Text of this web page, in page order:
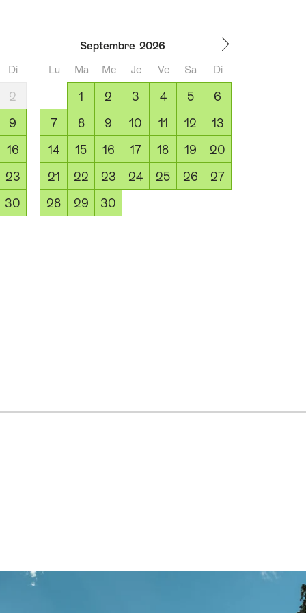
Di
2
9
16
23
30
Septembre 2026
Lu Ma Me Je Ve Sa Di
1 2 3 4 5
6
7
8 9 10 11 12
13
14
15 16 17 18 19
20
21
22 23 24 25 26
27
28
29 30